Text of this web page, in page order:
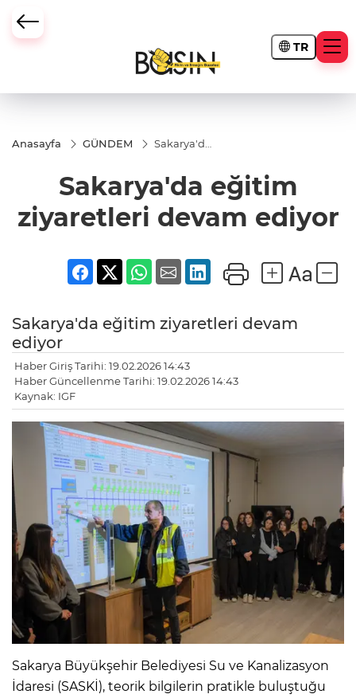
TR
Anasayfa GÜNDEM
Sakarya'da
devam
ediyor
Sakarya'da eğitim
ziyaretleri devam ediyor
Sakarya'da eğitim ziyaretleri devam
ediyor
Haber Giriş Tarihi: 19.02.2026 14:43
Haber Güncellenme Tarihi: 19.02.2026 14:43
Kaynak: IGF
Sakarya Büyükşehir Belediyesi Su ve Kanalizasyon
İdaresi (SASKİ), teorik bilgilerin pratikle buluştuğu